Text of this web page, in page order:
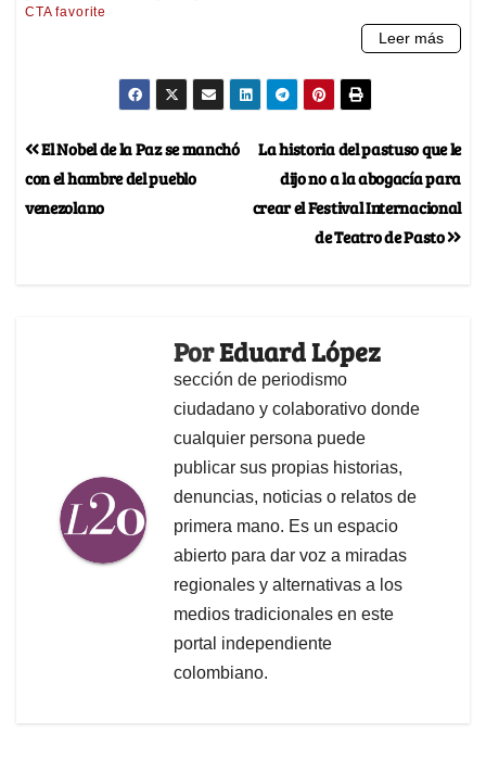
La historia del pastuso que le
dijo no a la abogacía para
crear el Festival Internacional
de Teatro de Pasto
El Nobel de la Paz se manchó
con el hambre del pueblo
venezolano
PorEduard López
sección de periodismo
ciudadano y colaborativo donde
cualquier persona puede
publicar sus propias historias,
denuncias, noticias o relatos de
primera mano. Es un espacio
abierto para dar voz a miradas
regionales y alternativas a los
medios tradicionales en este
portal independiente
colombiano.